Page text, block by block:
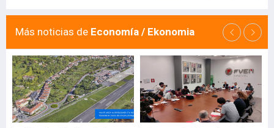
Más noticias de Economía / Ekonomia